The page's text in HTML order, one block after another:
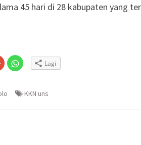
45 hari di 28 kabupaten yang
Klik
untuk
berbagi
(Membuka
di
yang
Klik
untuk
di
jendela
baru)
Lagi
KKN uns